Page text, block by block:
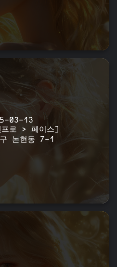
03-13
로 > 페이스]
논현동 7-1